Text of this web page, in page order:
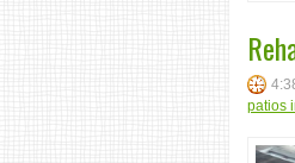
patios